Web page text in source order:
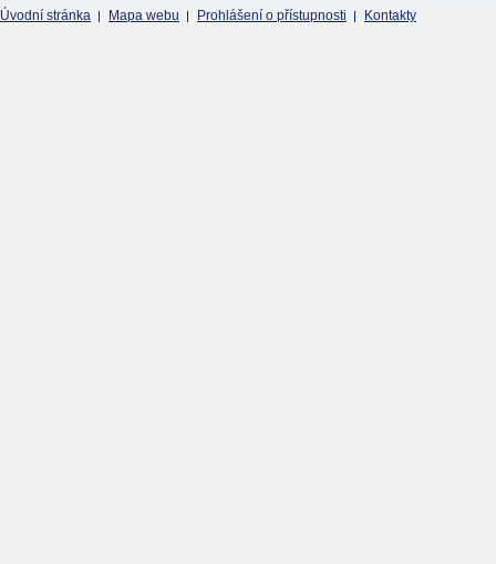
Úvodní stránka Mapa webu Prohlášení o přístupnosti Kontakty